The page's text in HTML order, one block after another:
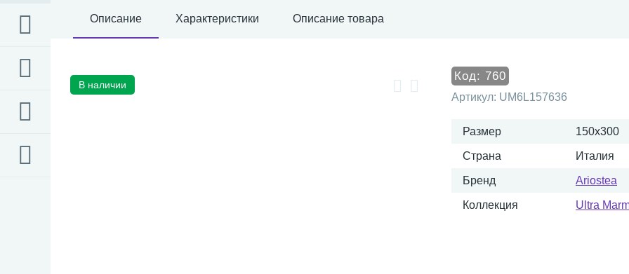
Описание Характеристики Описание товара
В наличии
Код: 760
Артикул: UM6L157636
Размер 150x300
Страна Италия
Бренд Ariostea
Коллекция Ultra